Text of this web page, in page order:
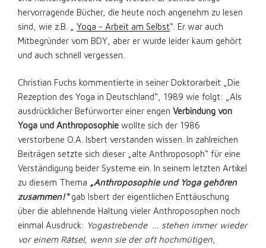
hervorragende Bücher, die heute noch angenehm zu lesen
sind, wie z.B. „ Yoga - Arbeit am Selbst“. Er war auch
Mitbegründer vom BDY, aber er wurde leider kaum gehört
und auch schnell vergessen.
Christian Fuchs kommentierte in seiner Doktorarbeit „Die
Rezeption des Yoga in Deutschland“, 1989 wie folgt: „Als
ausdrücklicher Befürworter einer engen Verbindung von
Yoga und Anthroposophie wollte sich der 1986
verstorbene O.A. Isbert verstanden wissen. In zahlreichen
Beiträgen setzte sich dieser „alte Anthroposoph“ für eine
Verständigung beider Systeme ein. In seinem letzten Artikel
zu diesem Thema „Anthroposophie und Yoga gehören
zusammen!“gab Isbert der eigentlichen Enttäuschung
über die ablehnende Haltung vieler Anthroposophen noch
einmal Ausdruck: Yogastrebende … stehen immer wieder
vor einem Rätsel, wenn sie der oft hochmütigen,